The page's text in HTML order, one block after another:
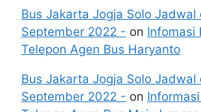
Bus Jakarta Jogja Solo
September 2022 - on Infomasi
Telepon Agen Bus Haryanto
Bus Jakarta Jogja Solo
September 2022 - on